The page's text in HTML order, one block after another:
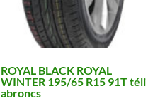
ROYAL BLACK ROYAL
WINTER 195/65 R15 91T téli
abroncs